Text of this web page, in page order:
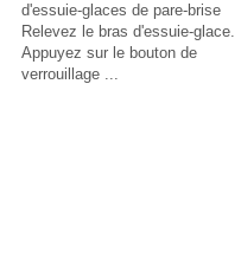
d'essuie-glaces de pare-brise
Relevez le bras d'essuie-glace.
Appuyez sur le bouton de
verrouillage ...